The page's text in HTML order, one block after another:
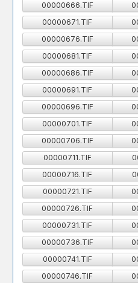
00000666.TIF
00000671.TIF
00000676.TIF
00000681.TIF
00000686.TIF
00000691.TIF
00000696.TIF
00000701.TIF
00000706.TIF
00000711.TIF
00000716.TIF
00000721.TIF
00000726.TIF
00000731.TIF
00000736.TIF
00000741.TIF
00000746.TIF